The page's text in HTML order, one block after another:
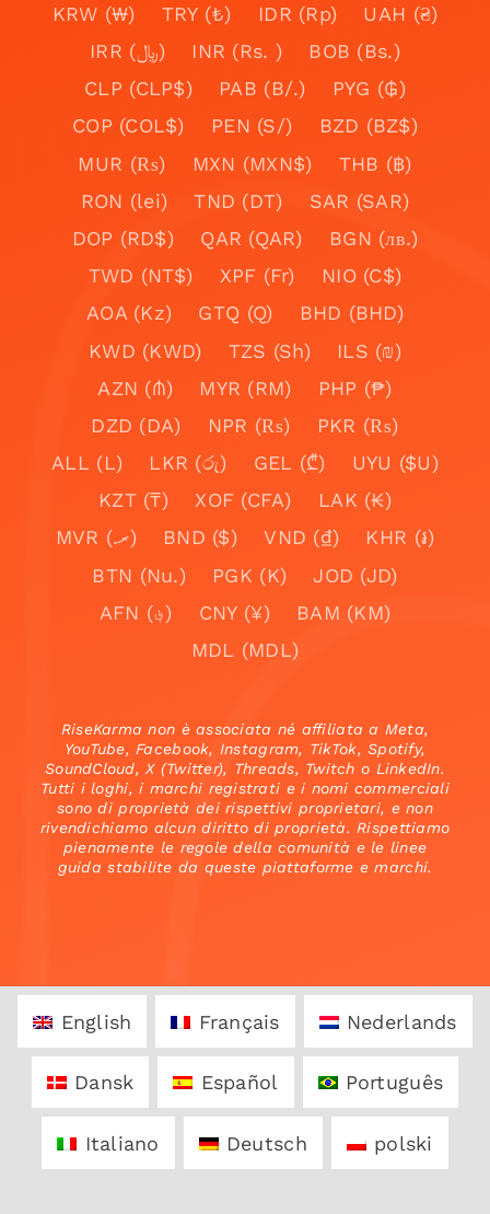
KRW (₩)
TRY (₺) IDR (Rp)
UAH (₴)
IRR (﷼)
INR (Rs. )
BOB (Bs.)
CLP (CLP$)
PAB (B/.)
PYG (₲)
COP (COL$)
PEN (S/)
BZD (BZ$)
MUR (₨)
MXN (MXN$)
THB (฿)
RON (lei)
TND (DT)
SAR (SAR)
DOP (RD$)
QAR (QAR)
BGN (лв.)
TWD (NT$)
XPF (Fr)
NIO (C$)
AOA (Kz)
GTQ (Q)
BHD (BHD)
KWD (KWD)
TZS (Sh)
ILS (₪)
AZN (₼)
MYR (RM)
PHP (₱)
DZD (DA)
NPR (₨)
PKR (₨)
ALL (L)
LKR (රු) GEL (₾)
UYU ($U)
KZT (₸)
XOF (CFA)
LAK (₭)
MVR (.ރ)
BND ($) VND (₫)
KHR (៛)
BTN (Nu.)
PGK (K)
JOD (JD)
AFN (؋)
CNY (¥)
BAM (KM)
MDL (MDL)
RiseKarma non è associata né affiliata a Meta,
YouTube, Facebook, Instagram, TikTok, Spotify,
SoundCloud, X (Twitter), Threads, Twitch o LinkedIn.
Tutti i loghi, i marchi registrati e i nomi commerciali
sono di proprietà dei rispettivi proprietari, e non
rivendichiamo alcun diritto di proprietà. Rispettiamo
pienamente le regole della comunità e le linee
guida stabilite da queste piattaforme e marchi.
English Français Nederlands
Dansk Español Português
Italiano Deutsch polski